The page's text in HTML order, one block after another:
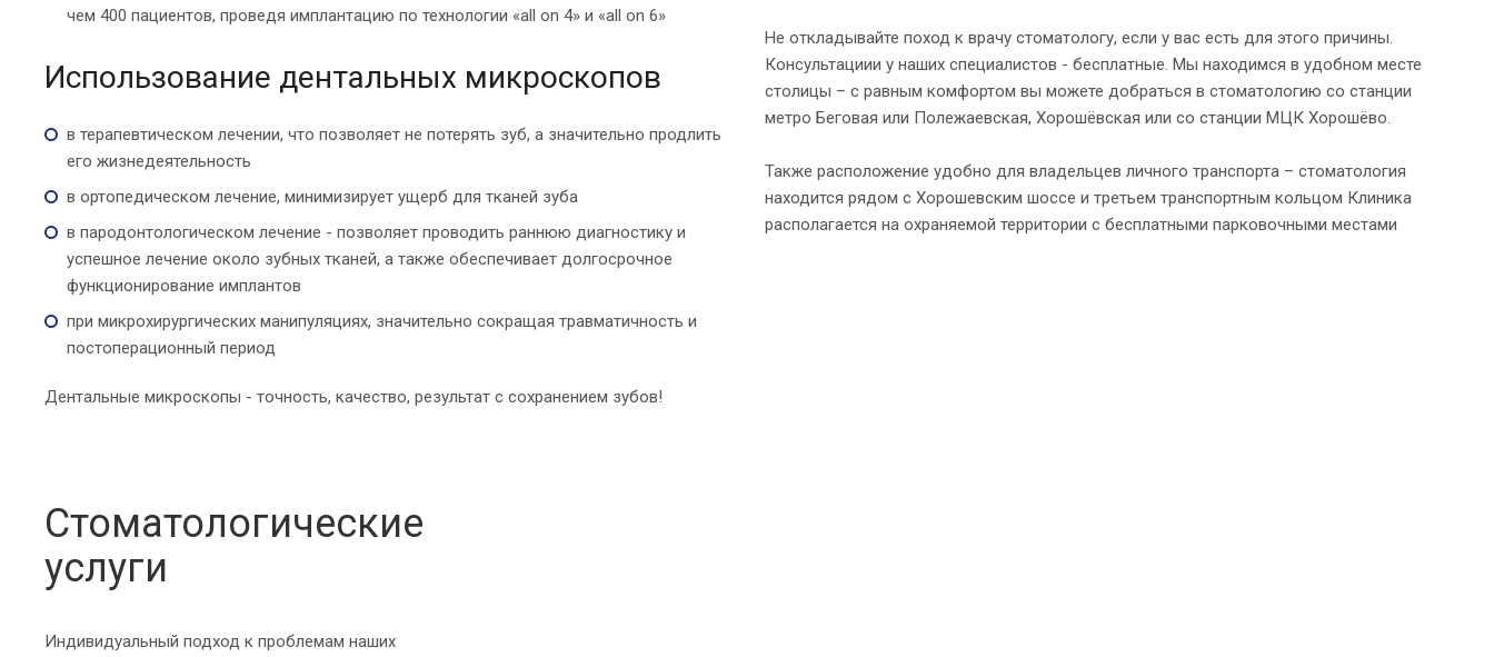
чем 400 пациентов, проведя имплантацию по технологии «all on 4» и «all on 6»
Использование дентальных микроскопов
в терапевтическом лечении, что позволяет не потерять зуб, а значительно продлить
его жизнедеятельность
в ортопедическом лечение, минимизирует ущерб для тканей зуба
в пародонтологическом лечение - позволяет проводить раннюю диагностику и
успешное лечение около зубных тканей, а также обеспечивает долгосрочное
функционирование имплантов
при микрохирургических манипуляциях, значительно сокращая травматичность и
постоперационный период
Дентальные микроскопы - точность, качество, результат с сохранением зубов!
Не откладывайте поход к врачу стоматологу, если у вас есть для этого причины.
Консультациии у наших специалистов - бесплатные. Мы находимся в удобном месте
столицы – с равным комфортом вы можете добраться в стоматологию со станции
метро Беговая или Полежаевская, Хорошёвская или со станции МЦК Хорошёво.
Также расположение удобно для владельцев личного транспорта – стоматология
находится рядом с Хорошевским шоссе и третьем транспортным кольцом Клиника
располагается на охраняемой территории с бесплатными парковочными местами
Стоматологические
услуги
Индивидуальный подход к проблемам наших